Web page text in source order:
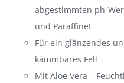
abgestimmten ph-
und Paraffine!
Für ein glänzendes
kämmbares Fell
Mit Aloe Vera –